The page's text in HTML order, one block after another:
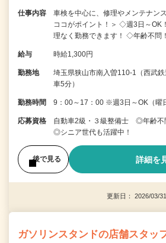
仕事内容
車検を中心に、修理やメンテナン
ココがポイント！＞ ◇週3日～OK
理なく勤務できます！ ◇年齢不問
給与 時給1,300円
勤務地
埼玉県狭山市南入曽110-1（西武
車5分）
勤務時間 9：00～17：00 ※週3日～OK（曜
応募資格
自動車2級・３級整備士 ◎年齢
◎シニア世代も活躍中！
後で見る 詳細を
更新日： 2026/03/
ガソリンスタンドの店舗スタッ